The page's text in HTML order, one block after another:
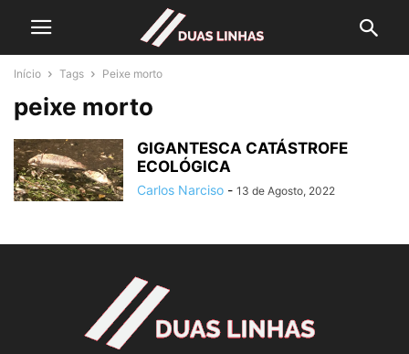
Início Tags Peixe morto
peixe morto
GIGANTESCA CATÁSTROFE
ECOLÓGICA
Carlos Narciso - 13 de Agosto, 2022